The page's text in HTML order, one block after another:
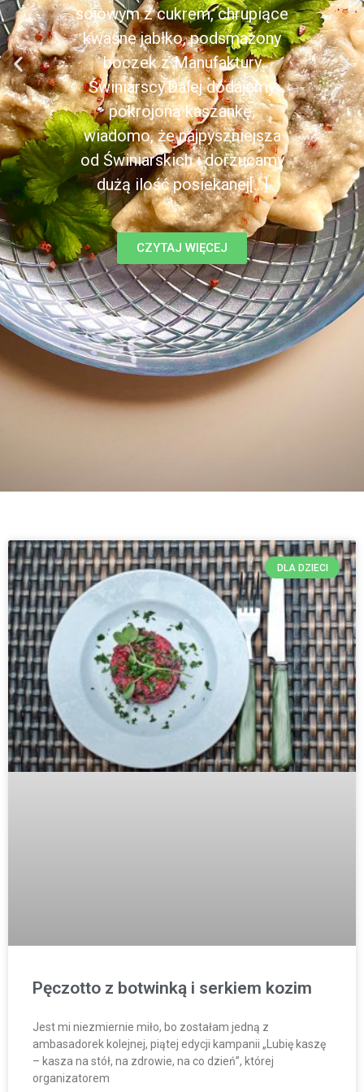
sojowym z cukrem, chrupiące
kwaśne jabłko, podsmażony
boczek z Manufaktury
Świniarscy.Dalej dodajemy
pokrojoną kaszankę,
wiadomo, że najpyszniejsza
od Świniarskich i dorzucamy
dużą ilość posiekanej[...]
CZYTAJ WIĘCEJ
DLA DZIECI
Pęczotto z botwinką i serkiem kozim
Jest mi niezmiernie miło, bo zostałam jedną z
ambasadorek kolejnej, piątej edycji kampanii „Lubię kaszę
– kasza na stół, na zdrowie, na co dzień”, której
organizatorem